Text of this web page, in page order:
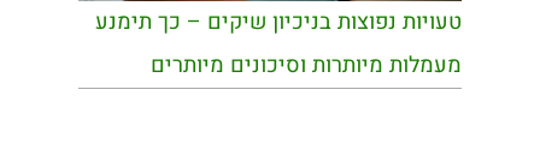
טעויות נפוצות בניכיון שיקים – כך תימנע
מעמלות מיותרות וסיכונים מיותרים